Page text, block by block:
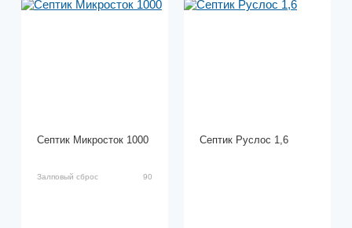
Септик Микросток 1000
Залповый сброс 90
Септик Руслос 1,6